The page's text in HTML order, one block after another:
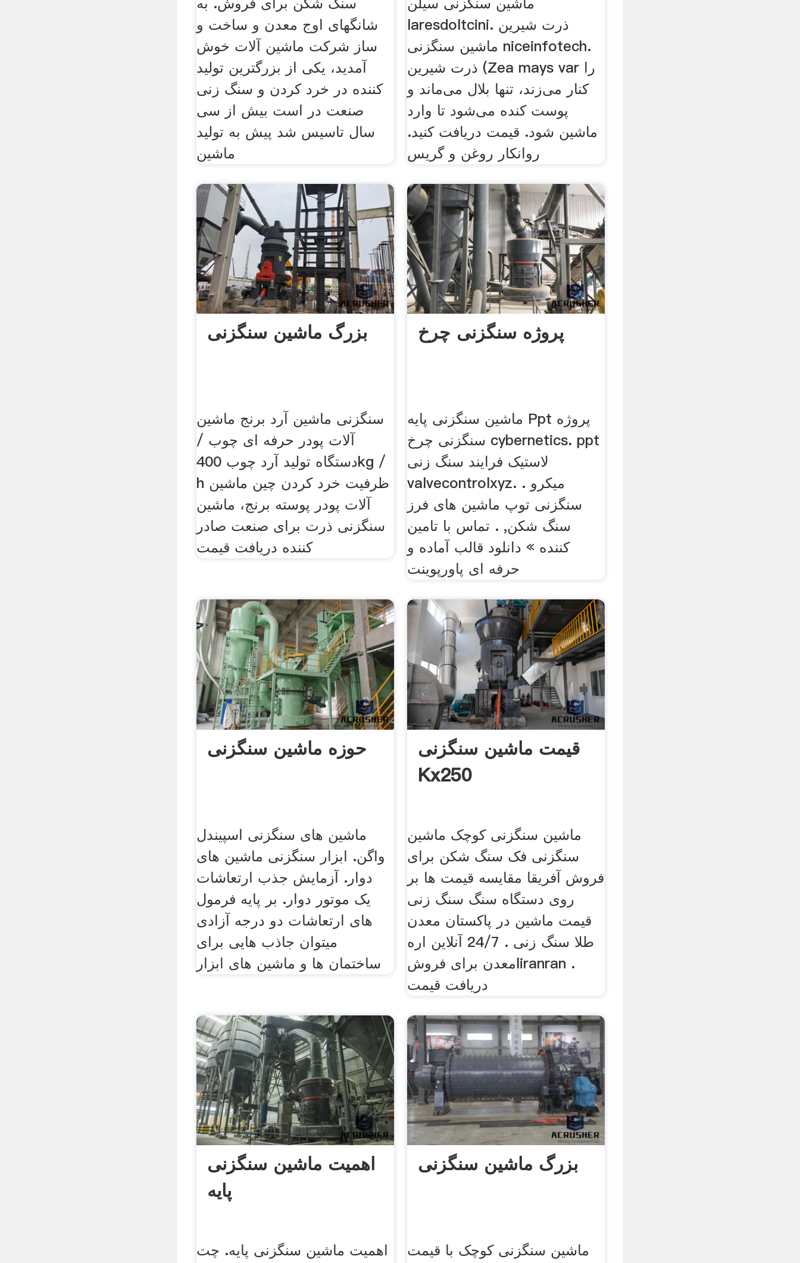
شانگهای اوج معدن و ساخت و
ساز شرکت ماشین آلات خوش
آمدید، یکی از بزرگترین تولید
کننده در خرد کردن و سنگ زنی
صنعت در است بیش از سی
سال تاسیس شد پیش به تولید
ماشین
laresdoltcini. ذرت شیرین
ماشین سنگزنی niceinfotech.
ذرت شیرین (Zea mays var را
کنار می‌زند، تنها بلال می‌ماند و
پوست کنده می‌شود تا وارد
ماشین شود. قیمت دریافت کنید.
روانکار روغن و گریس
بزرگ ماشین سنگزنی
سنگزنی ماشین آرد برنج ماشین
آلات پودر حرفه ای چوب /
دستگاه تولید آرد چوب 400kg /
h ظرفیت خرد کردن چین ماشین
آلات پودر پوسته برنج، ماشین
سنگزنی ذرت برای صنعت صادر
کننده دریافت قیمت
پروژه سنگزنی چرخ
ماشین سنگزنی پایه Ppt پروژه
سنگزنی چرخ cybernetics. ppt
لاستیک فرایند سنگ زنی
valvecontrolxyz. . میکرو
سنگزنی توپ ماشین های فرز
سنگ شکن, . تماس با تامین
کننده » دانلود قالب آماده و
حرفه ای پاورپوینت
حوزه ماشین سنگزنی
ماشین های سنگزنی اسپیندل
واگن. ابزار سنگزنی ماشین های
دوار. آزمایش جذب ارتعاشات
یک موتور دوار. بر پایه فرمول
های ارتعاشات دو درجه آزادی
میتوان جاذب هایی برای
ساختمان ها و ماشین های ابزار
قیمت ماشین سنگزنی
Kx250
ماشین سنگزنی کوچک ماشین
سنگزنی فک سنگ شکن برای
فروش آفریقا مقایسه قیمت ها بر
روی دستگاه سنگ سنگ زنی
قیمت ماشین در پاکستان معدن
طلا سنگ زنی . 24/7 آنلاین اره
معدن برای فروشliranran .
دریافت قیمت
اهمیت ماشین سنگزنی
پایه
اهمیت ماشین سنگزنی پایه. چت
بزرگ ماشین سنگزنی
ماشین سنگزنی کوچک با قیمت